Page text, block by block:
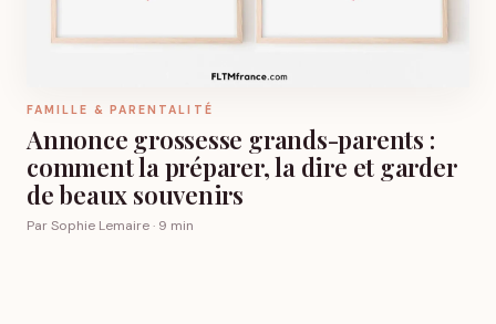
FAMILLE & PARENTALITÉ
Annonce grossesse grands-parents :
comment la préparer, la dire et garder
de beaux souvenirs
Par Sophie Lemaire · 9 min